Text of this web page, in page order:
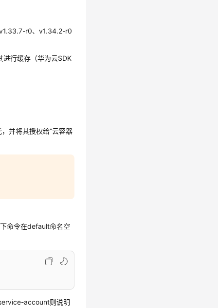
r0、v1.34.2-r0
行缓存（华为云SDK
并将其授权给“云容器
命令在default命名空
account则说明